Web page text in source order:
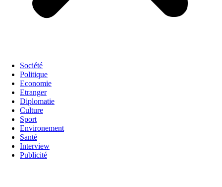
Société
Politique
Economie
Etranger
Diplomatie
Culture
Sport
Environement
Santé
Interview
Publicité